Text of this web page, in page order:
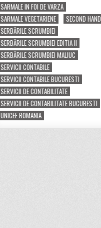
SARMALE IN FOI DE VARZA
SARMALE VEGETARIENE
SECOND HAND
SERBĂRILE SCRUMBIEI
SERBĂRILE SCRUMBIEI EDITIA II
SERBĂRILE SCRUMBIEI MALIUC
SERVICII CONTABILE
SERVICII CONTABILE BUCURESTI
SERVICII DE CONTABILITATE
SERVICII DE CONTABILITATE BUCURESTI
UNICEF ROMANIA